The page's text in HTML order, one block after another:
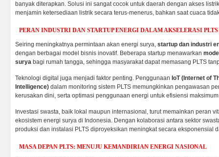
banyak diterapkan. Solusi ini sangat cocok untuk daerah dengan akses
menjamin ketersediaan listrik secara terus-menerus, bahkan saat cuaca
PERAN INDUSTRI DAN STARTUP ENERGI DALAM AKSELERASI PLTS
Seiring meningkatnya permintaan akan energi surya, startup dan industri
dengan berbagai model bisnis inovatif. Beberapa startup menawarkan
surya bagi rumah tangga, sehingga masyarakat dapat memasang PLTS
Teknologi digital juga menjadi faktor penting. Penggunaan IoT (Internet of
Intelligence) dalam monitoring sistem PLTS memungkinkan pengawasan
kerusakan dini, serta optimasi penggunaan energi untuk efisiensi
Investasi swasta, baik lokal maupun internasional, turut memainkan peran
ekosistem energi surya di Indonesia. Dengan kolaborasi antara sektor
produksi dan instalasi PLTS diproyeksikan meningkat secara eksponensial
MASA DEPAN PLTS: MENUJU KEMANDIRIAN ENERGI NASIONAL